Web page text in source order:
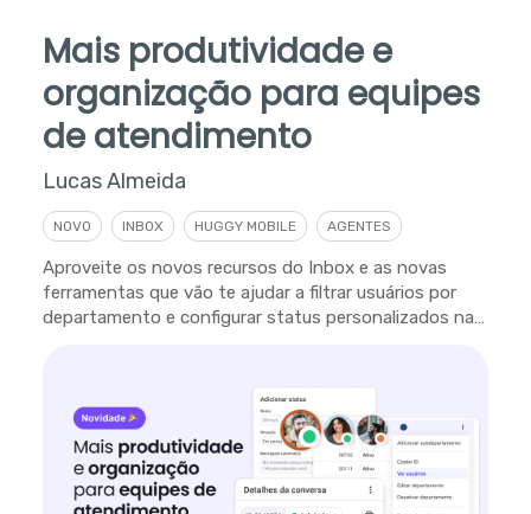
Mais produtividade e
organização para equipes
de atendimento
Lucas Almeida
NOVO INBOX HUGGY MOBILE AGENTES
Aproveite os novos recursos do Inbox e as novas
ferramentas que vão te ajudar a filtrar usuários por
departamento e configurar status personalizados na